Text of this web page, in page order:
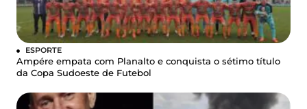
ESPORTE
Ampére empata com Planalto e conquista o sétimo título
da Copa Sudoeste de Futebol